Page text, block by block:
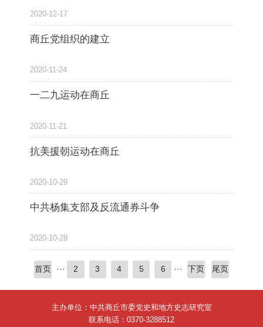
2020-12-17
商丘党组织的建立
2020-11-24
一二九运动在商丘
2020-11-21
抗美援朝运动在商丘
2020-10-29
中共杨集支部及反流通券斗争
2020-10-28
首页 ··· 2 3 4 5 6 ··· 下页 尾页
主办单位：中共商丘市委党史和地方史志研究室
联系电话：0370-3288512